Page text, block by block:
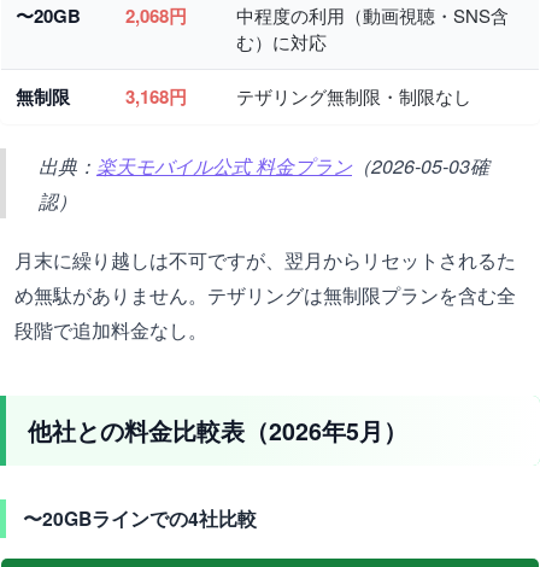
〜20GB 2,068円
中程度の利用（動画視聴・SNS含
む）に対応
無制限 3,168円 テザリング無制限・制限なし
出典： 楽天モバイル公式 料金プラン（2026-05-03確
認）
月末に繰り越しは不可ですが、翌月からリセットされるた
め無駄がありません。テザリングは無制限プランを含む全
段階で追加料金なし。
他社との料金比較表（2026年5月）
〜20GBラインでの4社比較